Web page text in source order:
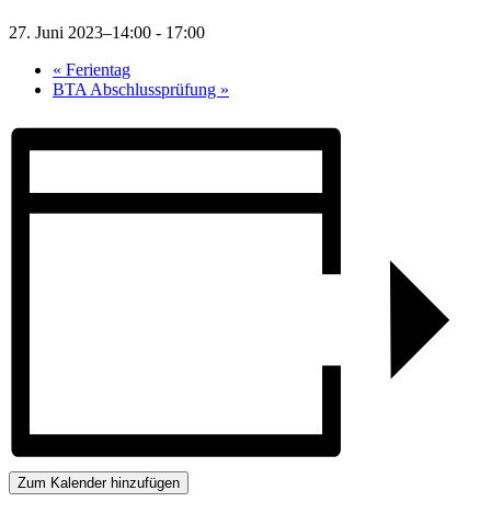
27. Juni 2023–14:00 - 17:00
« Ferientag
BTA Abschlussprüfung »
Zum Kalender hinzufügen